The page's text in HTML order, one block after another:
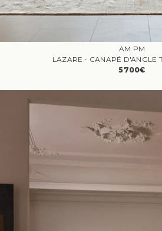
AM.PM
LAZARE - CANAPÉ D'ANGLE
5700€